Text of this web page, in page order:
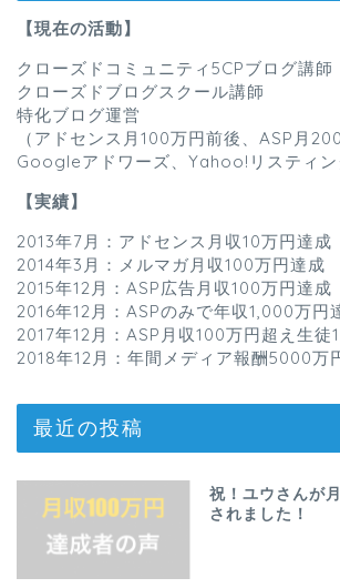
【現在の活動】
クローズドコミュニティ5CPブログ講師
クローズドブログスクール講師
特化ブログ運営
（アドセンス月100万円前後、ASP月
Googleアドワーズ、Yahoo!リスティン
【実績】
2013年7月：アドセンス月収10万円達成
2014年3月：メルマガ月収100万円達成
2015年12月：ASP広告月収100万円達成
2016年12月：ASPのみで年収1,000万円
2017年12月：ASP月収100万円超え生徒
2018年12月：年間メディア報酬5000万
最近の投稿
祝！ユウさんが
されました！